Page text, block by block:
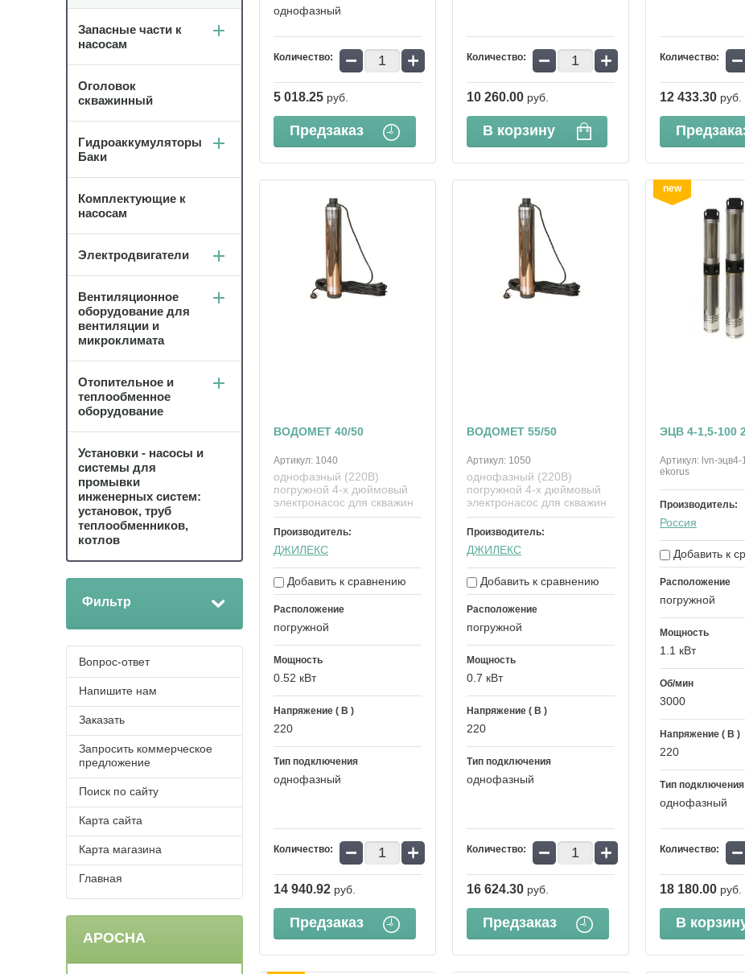
однофазный
Количество: − +
5 018.25 руб.
Предзаказ
Количество: − +
10 260.00 руб.
В корзину
Количество: −
12 433.30 руб.
ВОДОМЕТ 40/50
Артикул: 1040
однофазный (220В)
погружной 4-х дюймовый
электронасос для скважин
Производитель:
ДЖИЛЕКС
Добавить к сравнению
Расположение
погружной
Мощность
0.52 кВт
Напряжение ( В )
220
Тип подключения
однофазный
Количество: − +
14 940.92 руб.
Предзаказ
ВОДОМЕТ 55/50
Артикул: 1050
однофазный (220В)
погружной 4-х дюймовый
электронасос для скважин
Производитель:
ДЖИЛЕКС
Добавить к сравнению
Расположение
погружной
Мощность
0.7 кВт
Напряжение ( В )
220
Тип подключения
однофазный
Количество: − +
16 624.30 руб.
Предзаказ
new
ЭЦВ 4-1,5-100
Артикул: lvn-
ekorus
Производитель:
Россия
Добавить к
Расположение
погружной
Мощность
1.1 кВт
Об/мин
3000
Напряжение ( В )
220
Тип подключения
однофазный
Количество: −
18 180.00 руб.
В
Запасные части к
насосам
Оголовок
скважинный
Гидроаккумуляторы
Баки
Комплектующие к
насосам
Электродвигатели
Вентиляционное
оборудование для
вентиляции и
микроклимата
Отопительное и
теплообменное
оборудование
Установки - насосы и
системы для
промывки
инженерных систем:
установок, труб
теплообменников,
котлов
Фильтр
Вопрос-ответ
Напишите нам
Заказать
Запросить коммерческое
предложение
Поиск по сайту
Карта сайта
Карта магазина
Главная
АРОСНА